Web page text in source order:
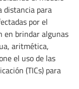
distancia para
por el
en brindar algunas
aritmética,
el uso de las
(TICs) para